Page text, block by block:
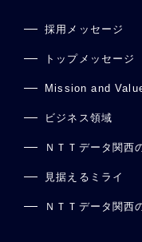
採用メッセージ
トップメッセージ
Mission and
ビジネス領域
ＮＴＴデータ関西
見据えるミライ
ＮＴＴデータ関西